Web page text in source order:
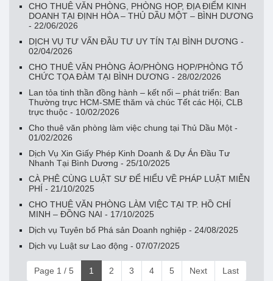
CHO THUÊ VĂN PHÒNG, PHÒNG HỌP, ĐỊA ĐIỂM KINH
DOANH TẠI ĐỊNH HÒA – THỦ DẦU MỘT – BÌNH DƯƠNG
- 22/06/2026
DỊCH VỤ TƯ VẤN ĐẦU TƯ UY TÍN TẠI BÌNH DƯƠNG -
02/04/2026
CHO THUÊ VĂN PHÒNG ẢO/PHÒNG HỌP/PHÒNG TỔ
CHỨC TỌA ĐÀM TẠI BÌNH DƯƠNG - 28/02/2026
Lan tỏa tinh thần đồng hành – kết nối – phát triển: Ban
Thường trực HCM-SME thăm và chúc Tết các Hội, CLB
trực thuộc - 10/02/2026
Cho thuê văn phòng làm việc chung tại Thủ Dầu Một -
01/02/2026
Dịch Vụ Xin Giấy Phép Kinh Doanh & Dự Án Đầu Tư
Nhanh Tại Bình Dương - 25/10/2025
CÀ PHÊ CÙNG LUẬT SƯ ĐỂ HIỂU VỀ PHÁP LUẬT MIỄN
PHÍ - 21/10/2025
CHO THUÊ VĂN PHÒNG LÀM VIỆC TẠI TP. HỒ CHÍ
MINH – ĐỒNG NAI - 17/10/2025
Dịch vụ Tuyên bố Phá sản Doanh nghiệp - 24/08/2025
Dịch vụ Luật sư Lao động - 07/07/2025
Page 1 / 5 1 2 3 4 5 Next Last